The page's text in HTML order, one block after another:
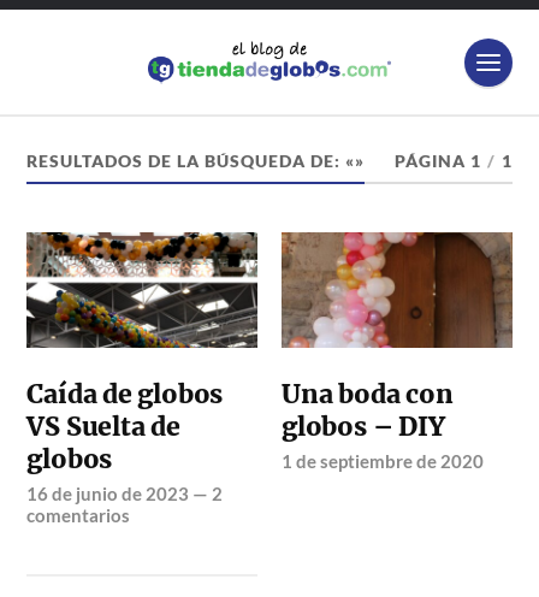
RESULTADOS DE LA BÚSQUEDA DE: «» PÁGINA 1 / 1
Caída de globos
VS Suelta de
globos
16 de junio de 2023 — 2
comentarios
Una boda con
globos – DIY
1 de septiembre de 2020